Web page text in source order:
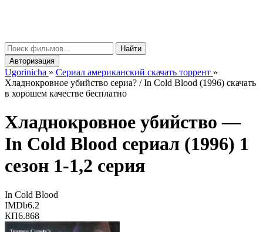
Найти
Авторизация
Ugorinicha » Сериал американский скачать торрент »
Хладнокровное убийство сериа? / In Cold Blood (1996) скачать
в хорошем качестве бесплатно
Хладнокровное убийство —
In Cold Blood сериал (1996) 1
сезон 1-1,2 серия
In Cold Blood
IMDb6.2
КП6.868